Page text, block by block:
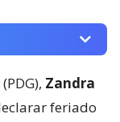
Zandra
feriado